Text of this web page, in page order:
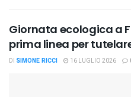
Giornata ecologica a
prima linea per
DI SIMONE RICCI 16 LUGLIO 2026